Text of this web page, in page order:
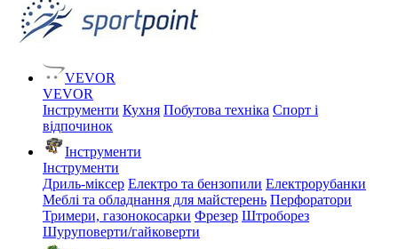
VEVOR
VEVOR
Інструменти Кухня Побутова техніка Спорт і
відпочинок
Інструменти
Інструменти
Дриль-міксер Електро та бензопили Електрорубанки
Меблі та обладнання для майстерень Перфоратори
Тримери, газонокосарки Фрезер Штроборез
Шуруповерти/гайковерти